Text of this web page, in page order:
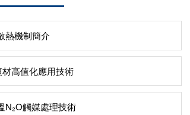
熱機制簡介
材高值化應用技術
N₂O觸媒處理技術